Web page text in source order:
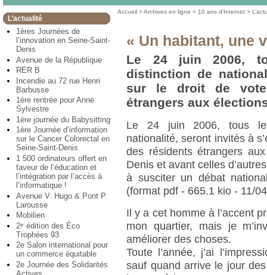
L’actualité
1ères Journées de
l’innovation en Seine-Saint-
Denis
Avenue de la République
RER B
Incendie au 72 rue Henri
Barbusse
1ère rentrée pour Anne
Sylvestre
1ère journée du Babysitting
1ère Journée d’information
sur le Cancer Colorectal en
Seine-Saint-Denis
1 500 ordinateurs offert en
faveur de l’éducation et
l’intégration par l’accès à
l’informatique !
Avenue V. Hugo & Pont P.
Larousse
Mobilien
2e édition des Éco
Trophées 93
2e Salon international pour
un commerce équitable
2e Journée des Solidarités
Accueil >Archives en ligne > 10 ans d’Internet >
« Un habitant, une
Le 24 juin 2006,
distinction de
sur le droit de vote
étrangers aux
Le 24 juin 2006, tous
nationalité, seront invités à
des résidents étrangers
Denis et avant celles
à susciter un débat
(format pdf - 665.1 kio - 11/
Il y a cet homme à l’accent
mon quartier, mais je
améliorer des choses.
Toute l’année, j’ai
sauf quand arrive le jour